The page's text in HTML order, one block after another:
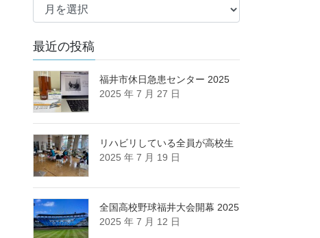
ー
ア
ー
カ
イ
ブ
最近の投稿
福井市休日急患センター 2025
2025 年 7 月 27 日
リハビリしている全員が高校生
2025 年 7 月 19 日
全国高校野球福井大会開幕 2025
2025 年 7 月 12 日